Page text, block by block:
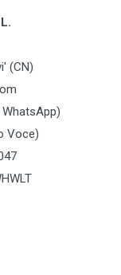
(CN)
Voce)